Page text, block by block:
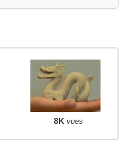
8K vues